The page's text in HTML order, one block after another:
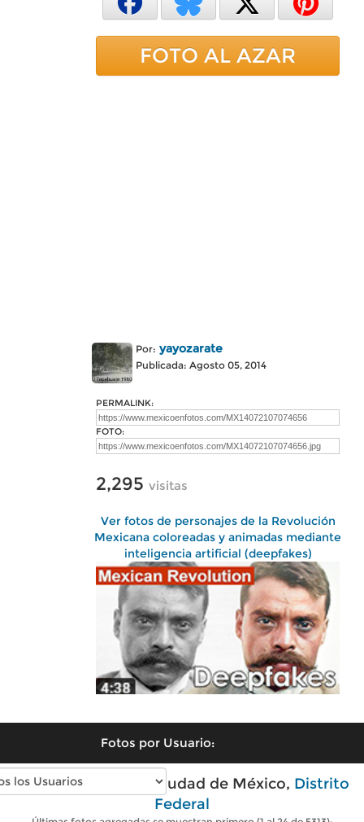
FOTO AL AZAR
Por: yayozarate
Publicada: Agosto 05, 2014
PERMALINK:
FOTO:
2,295 visitas
Ver fotos de personajes de la Revolución
Mexicana coloreadas y animadas mediante
inteligencia artificial (deepfakes)
Fotos por Usuario:
Fotos antiguas de Ciudad de México, Distrito
Federal